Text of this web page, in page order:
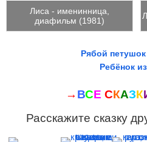
Лиса - именинница,
диафильм (1981)
Рябой
Ребёнок
→ ВСЕ СКАЗК
Расскажите сказку